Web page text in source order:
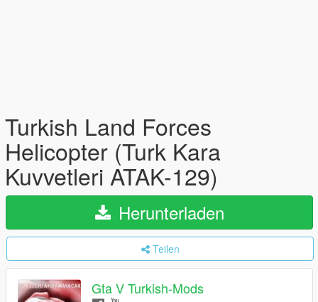
Turkish Land Forces
Helicopter (Turk Kara
Kuvvetleri ATAK-129)
Herunterladen
Teilen
Gta V Turkish-Mods